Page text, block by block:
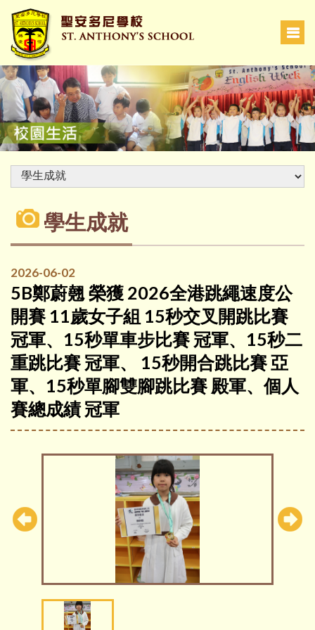
學生成就
2026-06-02
5B鄭蔚翹 榮獲 2026全港跳繩速度公
開賽 11歲女子組 15秒交叉開跳比賽
冠軍、15秒單車步比賽 冠軍、15秒二
重跳比賽 冠軍、 15秒開合跳比賽 亞
軍、15秒單腳雙腳跳比賽 殿軍、個人
賽總成績 冠軍